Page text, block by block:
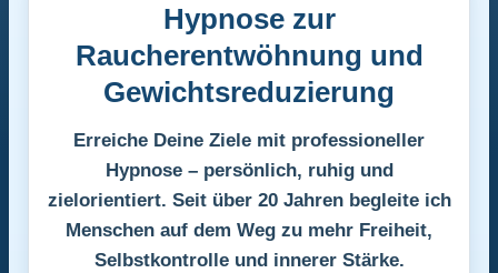
Hypnose zur
Raucherentwöhnung und
Gewichtsreduzierung
Erreiche Deine Ziele mit professioneller
Hypnose – persönlich, ruhig und
zielorientiert. Seit über 20 Jahren begleite ich
Menschen auf dem Weg zu mehr Freiheit,
Selbstkontrolle und innerer Stärke.